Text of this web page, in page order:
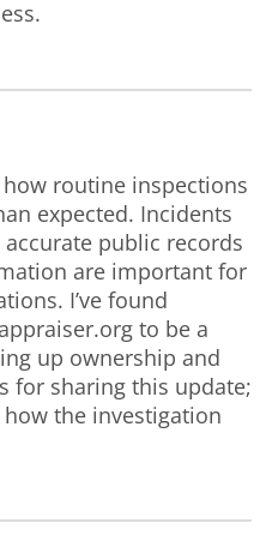
routine inspections
expected. Incidents
public records
are important for
I’ve found
to be a
up ownership and
for sharing this update;
the investigation